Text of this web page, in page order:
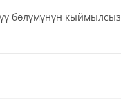
бөлүмүнүн